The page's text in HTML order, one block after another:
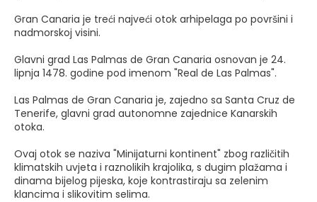
Gran Canaria je treći najveći otok arhipelaga po površini i
nadmorskoj visini.
Glavni grad Las Palmas de Gran Canaria osnovan je 24.
lipnja 1478. godine pod imenom "Real de Las Palmas".
Las Palmas de Gran Canaria je, zajedno sa Santa Cruz de
Tenerife, glavni grad autonomne zajednice Kanarskih
otoka.
Ovaj otok se naziva "Minijaturni kontinent" zbog različitih
klimatskih uvjeta i raznolikih krajolika, s dugim plažama i
dinama bijelog pijeska, koje kontrastiraju sa zelenim
klancima i slikovitim selima.